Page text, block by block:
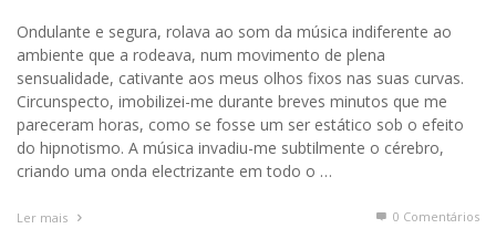
Ondulante e segura, rolava ao som da música indiferente ao
ambiente que a rodeava, num movimento de plena
sensualidade, cativante aos meus olhos fixos nas suas curvas.
Circunspecto, imobilizei-me durante breves minutos que me
pareceram horas, como se fosse um ser estático sob o efeito
do hipnotismo. A música invadiu-me subtilmente o cérebro,
criando uma onda electrizante em todo o …
Ler mais 0 Comentários